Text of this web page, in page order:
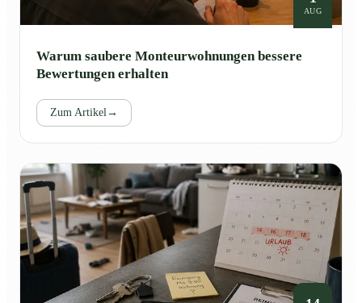
AUG
Warum saubere Monteurwohnungen bessere
Bewertungen erhalten
Zum Artikel→